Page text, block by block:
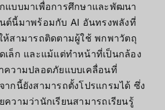
แบบมาเพื่อการศึกษาและพัฒนา
ต์นี้มาพร้อมกับ AI อันทรงพลังที่
ห้สามารถติดตามผู้ใช้ พกพาวัตถุ
เล็ก และแม้แต่ทำหน้าที่เป็นกล้อง
ความปลอดภัยแบบเคลื่อนที่
ากนี้ยังสามารถตั้งโปรแกรมได้ ซึ่ง
ความว่านักเรียนสามารถเรียนรู้